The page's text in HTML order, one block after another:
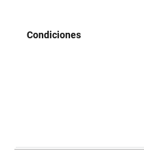
Condiciones